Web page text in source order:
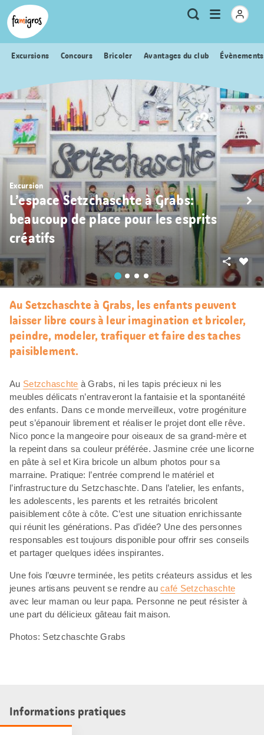
Signets
de
navigation
Header
Logo Métanavigation
RechercheOuvrir
Excursions Concours Bricoler Avantages du club
Excursion
L’espace Setzchaschte à Grabs:
beaucoup de place pour les esprits
créatifs
Partager
Au Setzchaschte à Grabs, les enfants peuvent
laisser libre cours à leur imagination et bricoler,
peindre, modeler, trafiquer et faire des taches
paisiblement.
Au Setzchaschte à Grabs, ni les tapis précieux ni les
meubles délicats n’entraveront la fantaisie et la spontanéité
des enfants. Dans ce monde merveilleux, votre progéniture
peut s’épanouir librement et réaliser le projet dont elle rêve.
Nico ponce la mangeoire pour oiseaux de sa grand-mère et
la repeint dans sa couleur préférée. Jasmine crée une licorne
en pâte à sel et Kira bricole un album photos pour sa
marraine. Pratique: l’entrée comprend le matériel et
l’infrastructure du Setzchaschte. Dans l’atelier, les enfants,
les adolescents, les parents et les retraités bricolent
paisiblement côte à côte. C’est une situation enrichissante
qui réunit les générations. Pas d’idée? Une des personnes
responsables est toujours disponible pour offrir ses conseils
et partager quelques idées inspirantes.
Une fois l’œuvre terminée, les petits créateurs assidus et les
jeunes artisans peuvent se rendre aucafé Setzchaschte
avec leur maman ou leur papa. Personne ne peut résister à
une part du délicieux gâteau fait maison.
Photos: Setzchaschte Grabs
Informations pratiques